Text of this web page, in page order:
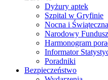
Dyżury aptek
Szpital w Gryfinie
Nocna i
Narodowy
Harmonogram
Informator
Poradniki
Bezpieczeństwo